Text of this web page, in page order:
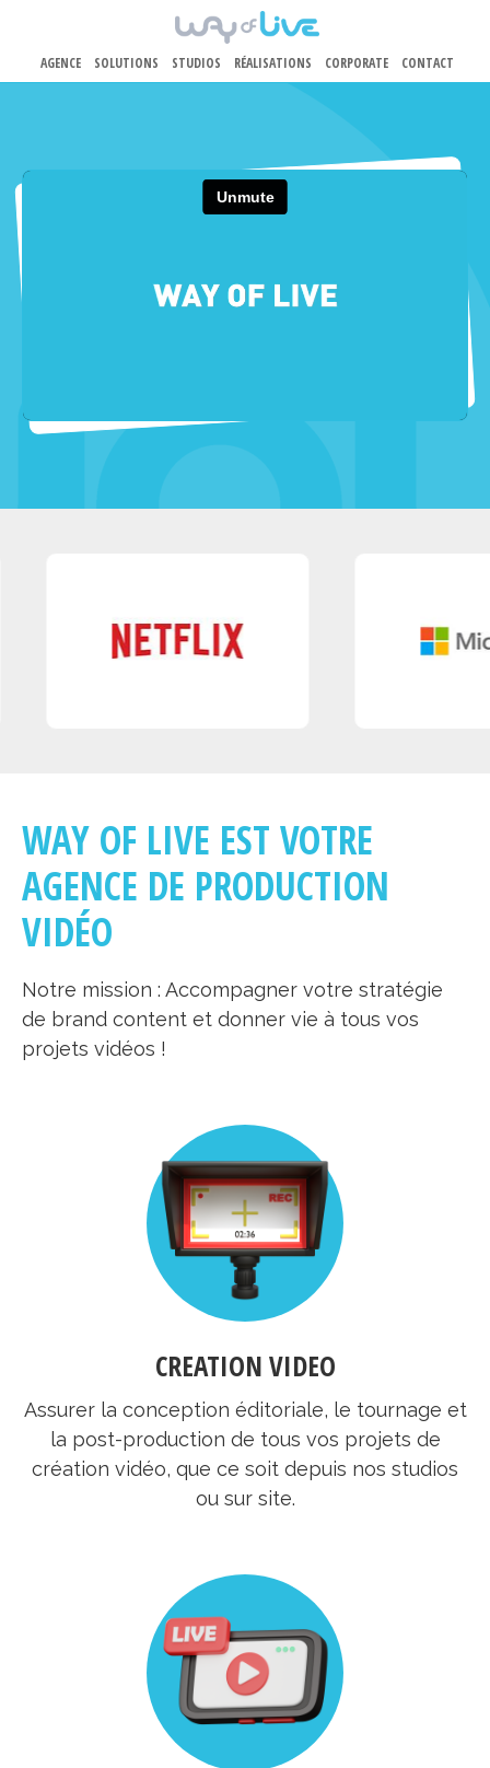
AGENCE SOLUTIONS STUDIOS RÉALISATIONS CORPORATE CONTACT
WAY OF LIVE EST VOTRE
AGENCE DE PRODUCTION
VIDÉO
Notre mission : Accompagner votre stratégie
de brand content et donner vie à tous vos
projets vidéos !
CREATION VIDEO
Assurer la conception éditoriale, le tournage et
la post-production de tous vos projets de
création vidéo, que ce soit depuis nos studios
ou sur site.